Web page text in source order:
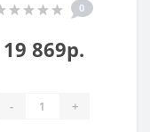
0
19 869р.
- +